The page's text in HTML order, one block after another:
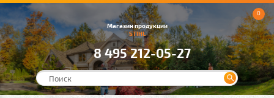
Магазин продукции
STIHL
8 495 212-05-27
0